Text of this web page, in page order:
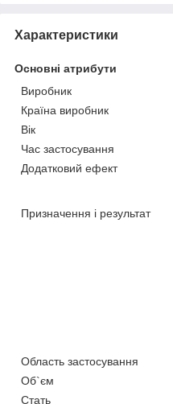
Характеристики
Основні атрибути
Виробник
Країна виробник
Вік
Час застосування
Додатковий ефект
Призначення і результат
Область застосування
Об`єм
Стать